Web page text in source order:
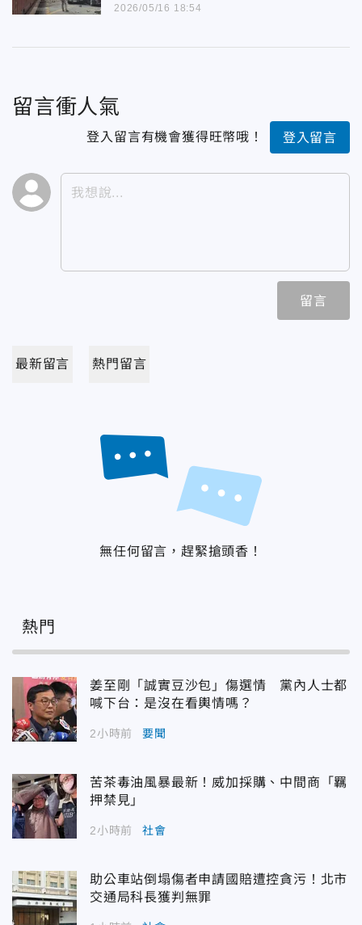
2026/05/16 18:54
留言衝人氣
登入留言有機會獲得旺幣哦！ 登入留言
留言
最新留言 熱門留言
無任何留言，趕緊搶頭香！
熱門
姜至剛「誠實豆沙包」傷選情 黨內人士都
喊下台：是沒在看輿情嗎？
2小時前 要聞
苦茶毒油風暴最新！威加採購、中間商「羈
押禁見」
2小時前 社會
助公車站倒塌傷者申請國賠遭控貪污！北市
交通局科長獲判無罪